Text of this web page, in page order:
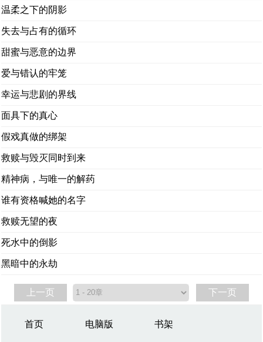
温柔之下的阴影
失去与占有的循环
甜蜜与恶意的边界
爱与错认的牢笼
幸运与悲剧的界线
面具下的真心
假戏真做的绑架
救赎与毁灭同时到来
精神病，与唯一的解药
谁有资格喊她的名字
救赎无望的夜
死水中的倒影
黑暗中的永劫
上一页 下一页
首页 电脑版 书架